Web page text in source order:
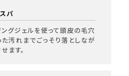
パ
グジェルを使って頭皮の毛穴
汚れまでごっそり落としなが
ます。